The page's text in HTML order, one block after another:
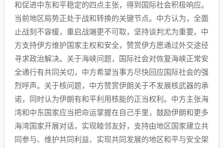
和促进中东和平稳定的四点主张，得到国际社会积极响应。
当前地区局势正处于战和转换的关键节点。中方认为，全面
止战刻不容缓，重启战端更不可取，坚持谈判尤为重要。中
方支持伊方维护国家主权和安全，赞赏伊方愿通过外交途径
寻求政治解决。关于海峡问题，国际社会对恢复海峡正常安
全通行有共同关切，中方希望当事方尽快回应国际社会的强
烈呼声。关于核问题，中方赞赏伊朗关于不发展核武器的承
诺，同时认为伊朗有和平利用核能的正当权利。中方主张海
湾和中东国家应当把命运掌握在自己手里，鼓励伊朗和更多
海湾国家开展对话，实现睦邻友好，支持由地区国家建立共
同参与、维护共同利益、实现共同发展的地区和平与安全架